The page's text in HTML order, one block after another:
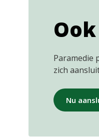
Paramedie
zich
Nu